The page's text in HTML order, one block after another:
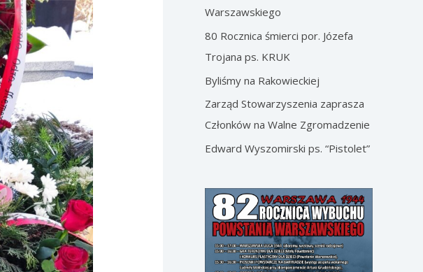
Warszawskiego
80 Rocznica śmierci por. Józefa
Trojana ps. KRUK
Byliśmy na Rakowieckiej
Zarząd Stowarzyszenia zaprasza
Członków na Walne Zgromadzenie
Edward Wyszomirski ps. “Pistolet”